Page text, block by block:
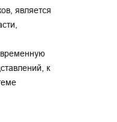
является
к